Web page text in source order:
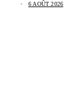
6 AOÛT 2026